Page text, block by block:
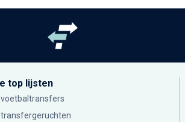
top lijsten
voetbaltransfers
transfergeruchten